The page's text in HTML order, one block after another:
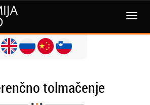
MENI
tolmačenje